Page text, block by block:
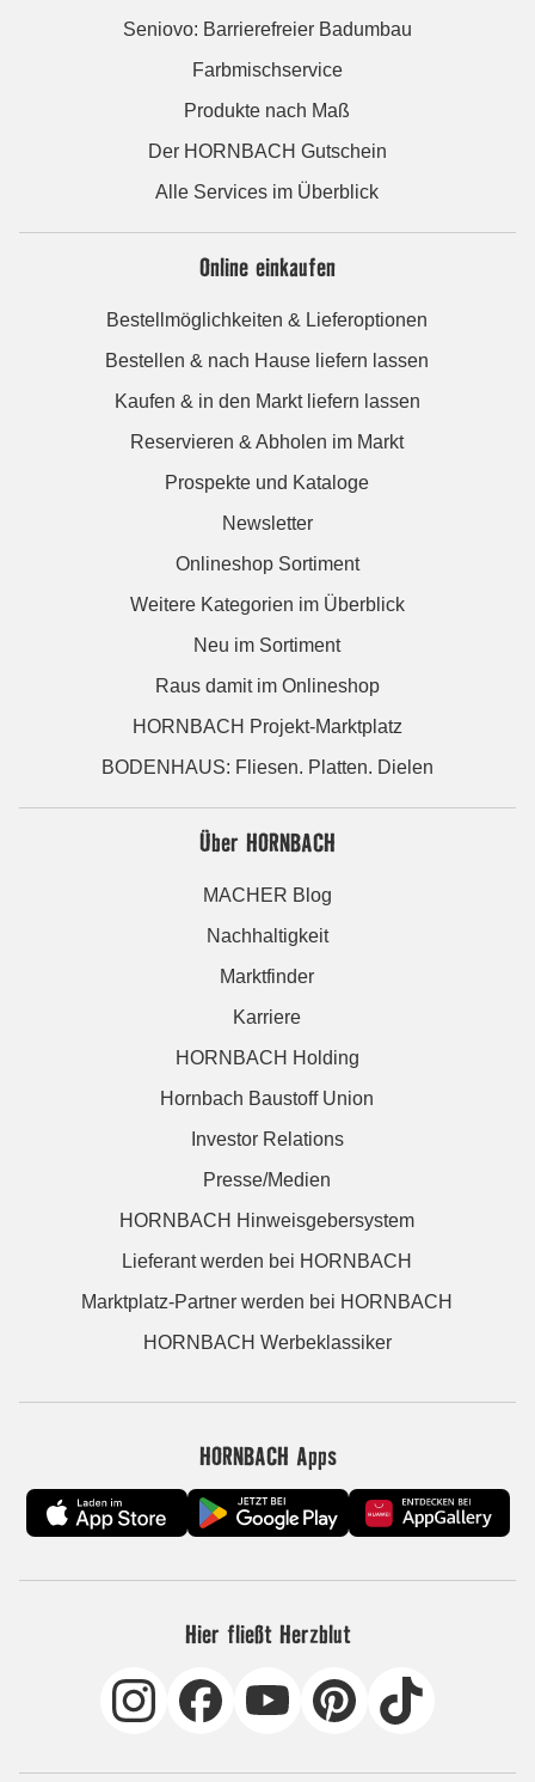
Seniovo: Barrierefreier Badumbau
Farbmischservice
Produkte nach Maß
Der HORNBACH Gutschein
Alle Services im Überblick
Online einkaufen
Bestellmöglichkeiten & Lieferoptionen
Bestellen & nach Hause liefern lassen
Kaufen & in den Markt liefern lassen
Reservieren & Abholen im Markt
Prospekte und Kataloge
Newsletter
Onlineshop Sortiment
Weitere Kategorien im Überblick
Neu im Sortiment
Raus damit im Onlineshop
HORNBACH Projekt-Marktplatz
BODENHAUS: Fliesen. Platten. Dielen
Über HORNBACH
MACHER Blog
Nachhaltigkeit
Marktfinder
Karriere
HORNBACH Holding
Hornbach Baustoff Union
Investor Relations
Presse/Medien
HORNBACH Hinweisgebersystem
Lieferant werden bei HORNBACH
Marktplatz-Partner werden bei HORNBACH
HORNBACH Werbeklassiker
HORNBACH Apps
Hier fließt Herzblut